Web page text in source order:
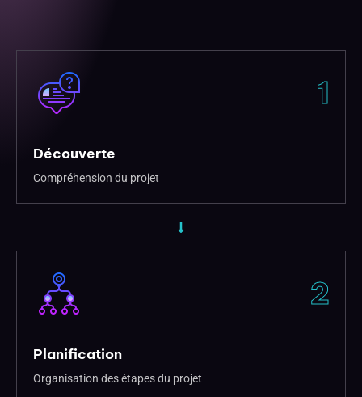
1
Découverte
Compréhension du projet
2
Planification
Organisation des étapes du projet